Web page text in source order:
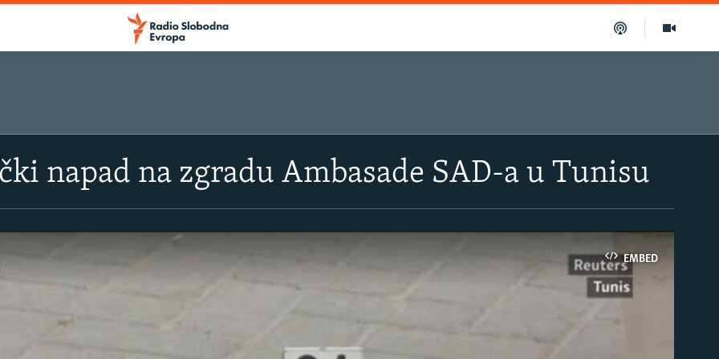
napad na zgradu Ambasade SAD-a u Tunisu
EMBED
Apple podcasti
YouTube Music